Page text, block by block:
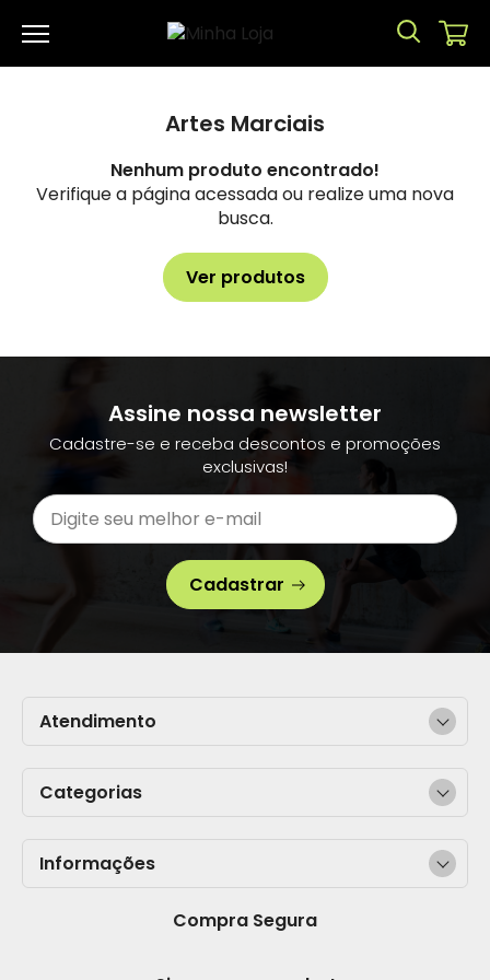
Artes Marciais
Nenhum produto encontrado!
Verifique a página acessada ou realize uma nova
busca.
Ver produtos
Assine nossa newsletter
Cadastre-se e receba descontos e promoções
exclusivas!
Cadastrar
Categorias
Informações
Compra Segura
Atendimento